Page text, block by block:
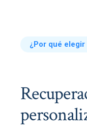
¿Por qué elegir